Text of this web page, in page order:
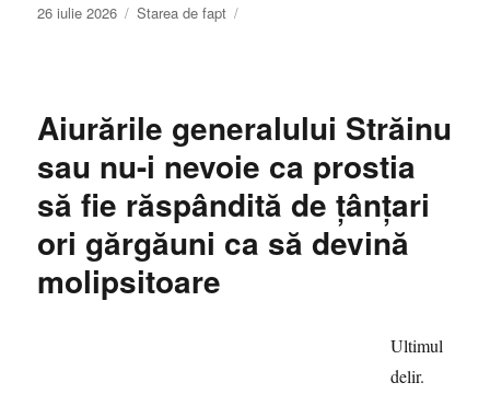
Publicat
26 iulie 2026 Categorii
Starea de fapt
Aiurările generalului Străinu
sau nu-i nevoie ca prostia
să fie răspândită de țânțari
ori gărgăuni ca să devină
molipsitoare
Ultimul
delir.